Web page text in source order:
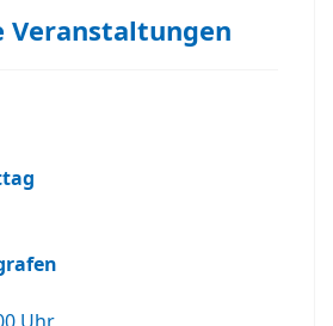
Veranstaltungen